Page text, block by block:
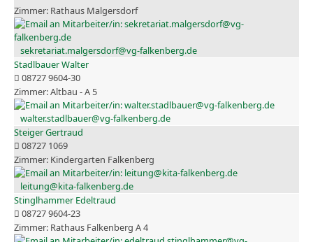
Rathaus Malgersdorf
sekretariat.malgersdorf@vg-falkenberg.de
Stadlbauer Walter
08727 9604-30
Altbau - A 5
walter.stadlbauer@vg-falkenberg.de
Steiger Gertraud
08727 1069
Kindergarten Falkenberg
leitung@kita-falkenberg.de
Stinglhammer Edeltraud
08727 9604-23
Rathaus Falkenberg A 4